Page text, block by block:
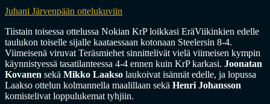
Juhani Järvenpään ottelukuviin
Tiistain toisessa ottelussa Nokian KrP loikkasi EräViikinkien edelle
taulukon toiselle sijalle kaataessaan kotonaan Steelersin 8-4.
Viimeisenä viruvat Teräsmiehet sinnittelivät vielä viimeisen kympin
käynnistyessä tasatilanteessa 4-4 ennen kuin KrP karkasi. Joonatan
Kovanen sekä Mikko Laakso laukoivat isännät edelle, ja lopussa
Laakso ottelun kolmannella maalillaan sekä Henri Johansson
komistelivat loppulukemat tyhjiin.